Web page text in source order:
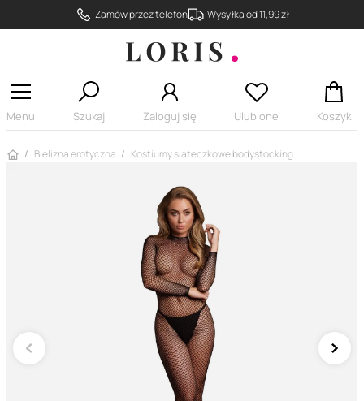
Zamów przez telefon Wysyłka od 11,99 zł
Menu Szukaj Zaloguj się Ulubione Koszyk
Strona główna
Bielizna erotyczna Kostiumy siateczkowe bodystocking